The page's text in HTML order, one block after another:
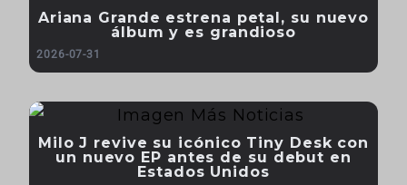
Ariana Grande estrena petal, su nuevo
álbum y es grandioso
2026-07-31
Milo J revive su icónico Tiny Desk con
un nuevo EP antes de su debut en
Estados Unidos